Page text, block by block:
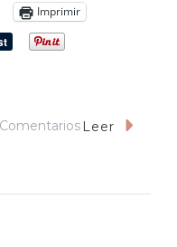
Imprimir
En
Leer